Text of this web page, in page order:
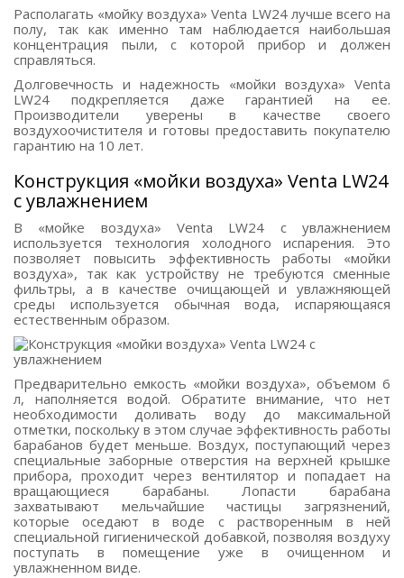
Располагать «мойку воздуха» Venta LW24 лучше всего на
полу, так как именно там наблюдается наибольшая
концентрация пыли, с которой прибор и должен
справляться.
Долговечность и надежность «мойки воздуха» Venta
LW24 подкрепляется даже гарантией на ее.
Производители уверены в качестве своего
воздухоочистителя и готовы предоставить покупателю
гарантию на 10 лет.
Конструкция «мойки воздуха» Venta LW24
с увлажнением
В «мойке воздуха» Venta LW24 с увлажнением
используется технология холодного испарения. Это
позволяет повысить эффективность работы «мойки
воздуха», так как устройству не требуются сменные
фильтры, а в качестве очищающей и увлажняющей
среды используется обычная вода, испаряющаяся
естественным образом.
Предварительно емкость «мойки воздуха», объемом 6
л, наполняется водой. Обратите внимание, что нет
необходимости доливать воду до максимальной
отметки, поскольку в этом случае эффективность работы
барабанов будет меньше. Воздух, поступающий через
специальные заборные отверстия на верхней крышке
прибора, проходит через вентилятор и попадает на
вращающиеся барабаны. Лопасти барабана
захватывают мельчайшие частицы загрязнений,
которые оседают в воде с растворенным в ней
специальной гигиенической добавкой, позволяя воздуху
поступать в помещение уже в очищенном и
увлажненном виде.